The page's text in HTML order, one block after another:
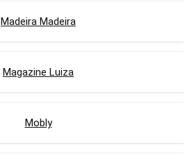
Madeira Madeira
Magazine Luiza
Mobly